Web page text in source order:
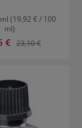
(19,92 € / 100
ml)
€ Regulärer Preis:
23,10 €